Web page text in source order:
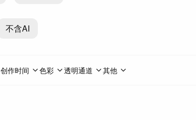
不含AI
创作时间 色彩 透明通道 其他